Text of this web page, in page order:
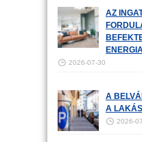
AZ
2026-07-30
A
A
2026-